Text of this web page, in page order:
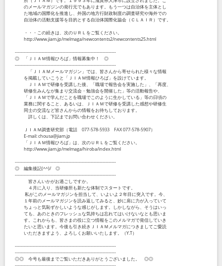
のメールマガジンの発行元でもあります。もう一つは自治体を主体とし
た地域の国際化を推進し、外国の地方行財政制度の調査研究や海外での
自治体の活動支援等を目的とする自治体国際化協会（ＣＬＡＩＲ）です。
・・・この続きは、次のＵＲＬをご覧ください。
http://www.jiam.jp/melmaga/newcontents2/newcontents25.html
--------------------------------------------------------------------
◎ 「ＪＩＡＭ情報ひろば」情報募集中！ ◎
--------------------------------------------------------------------
「ＪＩＡＭメールマガジン」では、皆さんから寄せられた様々な情報
を掲載していこうと「ＪＩＡＭ情報ひろば」を設けています。
ＪＩＡＭで研修を受講した後、「職場で報告会を実施した」、「再度、
研修生みんなが集まり交流会・勉強会を開催した」等の活動報告や、
「ＪＩＡＭで学んだことを職場でこのように生かしている」等の日頃の
業務に関すること、あるいは、ＪＩＡＭで研修を受講した感想や研修生
同士の交流など皆さんからの情報をお待ちしております。
詳しくは、下記までお問い合わせください。
ＪＩＡＭ調査研究部（電話 077-578-5933 FAX 077-578-5907）
E-mail: chousa@jiam.jp
「ＪＩＡＭ情報ひろば」は、次のＵＲＬをご覧ください。
http://www.jiam.jp/melmaga/hiroba/index.html
--------------------------------------------------------------------
◎ 編集後記(^^)/ ◎
--------------------------------------------------------------------
皆さんいかがお過ごしですか。
４月に入り、当研修所も新たな体制でスタートです。
私がこのメールマガジンを担当して、いよいよ２年目に突入です。今、
１年前のメールマガジンを読み返してみると、妙に肩に力が入っていて
ちょっと気恥ずかしいような感じがします。しかしながら、そうはいっ
ても、あのときのフレッシュな気持ちは忘れてはいけないなとも思いま
す。これからも、皆さまの役に立つ情報をこのメルマガで発信していき
たいと思います。今後も引き続きＪＩＡＭメルマガにつきましてご愛読
いただきますよう、よろしくお願いいたします。（Y.T）
--------------------------------------------------------------------
--------------------------------------------------------------------
◎◎ 今号も最後までご覧いただきありがとうございました。 ◎◎